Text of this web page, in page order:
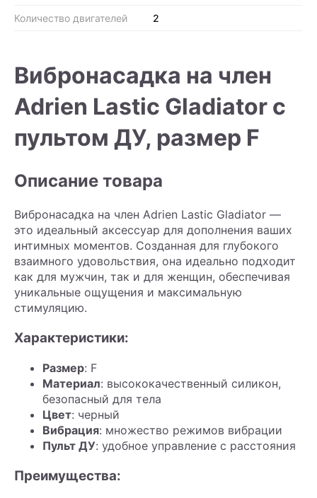
Количество двигателей 2
Вибронасадка на член
Adrien Lastic Gladiator с
пультом ДУ, размер F
Описание товара
Вибронасадка на член Adrien Lastic Gladiator —
это идеальный аксессуар для дополнения ваших
интимных моментов. Созданная для глубокого
взаимного удовольствия, она идеально подходит
как для мужчин, так и для женщин, обеспечивая
уникальные ощущения и максимальную
стимуляцию.
Характеристики:
Размер: F
Материал: высококачественный силикон,
безопасный для тела
Цвет: черный
Вибрация: множество режимов вибрации
Пульт ДУ: удобное управление с расстояния
Преимущества: